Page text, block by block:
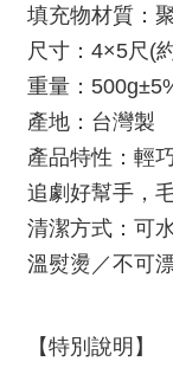
填充物材質：
尺寸：4×5尺(
重量：
產地：台灣製
產品特性：輕
追劇好幫手，
清潔方式：可
溫熨燙／不可
【特別說明】